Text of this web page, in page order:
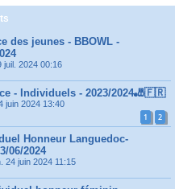
des jeunes - BBOWL -
juil. 2024 00:16
- Individuels - 2023/2024🎳🇫🇷
juin 2024 13:40
1 2
Honneur Languedoc-
06/2024
24 juin 2024 11:15